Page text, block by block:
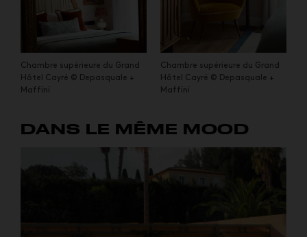
Chambre supérieure du Grand
Hôtel Cayré © Depasquale +
Maffini
Chambre supérieure du Grand
Hôtel Cayré © Depasquale +
Maffini
DANS LE MÊME MOOD